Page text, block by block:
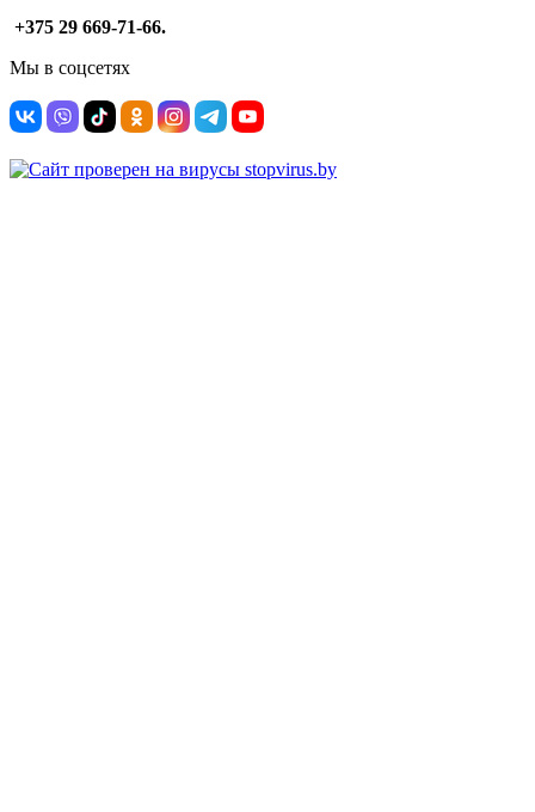
+375 29 669-71-66.
Мы в соцсетях